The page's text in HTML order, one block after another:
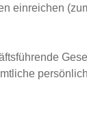
einreichen